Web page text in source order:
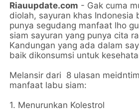
Riauupdate.com - Gak cuma
diolah, sayuran khas Indonesia
punya segudang manfaat lho
siam sayuran yang punya cita
Kandungan yang ada dalam
baik dikonsumsi untuk
Melansir dari 8 ulasan
manfaat labu siam:
1. Menurunkan Kolestrol